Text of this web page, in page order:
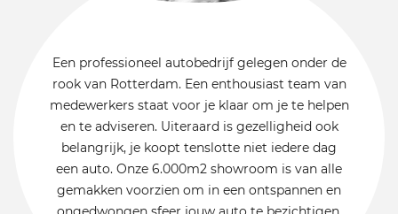
Een professioneel autobedrijf gelegen onder de
rook van Rotterdam. Een enthousiast team van
medewerkers staat voor je klaar om je te helpen
en te adviseren. Uiteraard is gezelligheid ook
belangrijk, je koopt tenslotte niet iedere dag
een auto. Onze 6.000m2 showroom is van alle
gemakken voorzien om in een ontspannen en